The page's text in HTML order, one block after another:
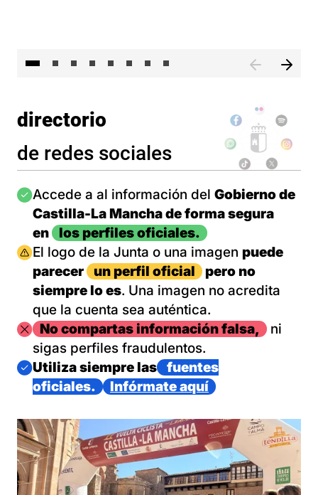
directorio
de redes sociales
Imagen
Accede a al información del Gobierno de
Castilla-La Mancha de forma segura
en
los perfiles oficiales.
Imagen
El logo de la Junta o una imagen puede
parecer
un perfil oficial
pero no
siempre lo es. Una imagen no acredita
que la cuenta sea auténtica.
ImagenNo compartas información falsa,
ni
sigas perfiles fraudulentos.
Imagen
Utiliza siempre las
fuentes
oficiales.
Infórmate aquí